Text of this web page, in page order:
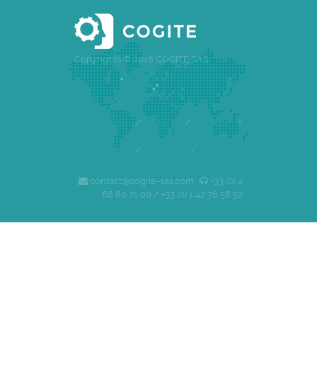
Copyrights © 2016 COGITE SAS
Inicio / Cogite / Equipo /
Clientes / /
contact@cogite-sas.com ·
+33 (0) 4
68 60 71 00 / +33 (0) 1 42 78 58 52